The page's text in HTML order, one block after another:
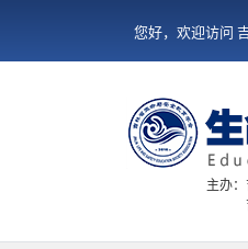
您好，欢迎访问
主办